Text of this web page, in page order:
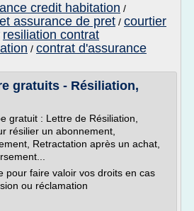
credit habitation /
assurance de pret / courtier
resiliation contrat
/ contrat d'assurance
gratuits - Résiliation,
gratuit : Lettre de Résiliation,
résilier un abonnement,
Retractation après un achat,
pour faire valoir vos droits en cas
ou réclamation